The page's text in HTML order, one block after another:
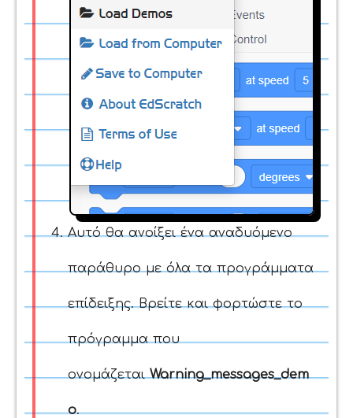
Αυτό θα ανοίξει ένα αναδυόμενο
παράθυρο με όλα τα προγράμματα
επίδειξης. Βρείτε και φορτώστε το
πρόγραμμα που
ονομάζεταιWarning_messages_dem
o.